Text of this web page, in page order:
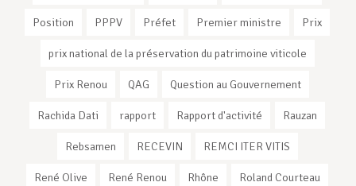
Position PPPV Préfet Premier ministre Prix
prix national de la préservation du patrimoine viticole
Prix Renou QAG Question au Gouvernement
Rachida Dati rapport Rapport d'activité Rauzan
Rebsamen RECEVIN REMCI ITER VITIS
René Olive René Renou Rhône Roland Courteau